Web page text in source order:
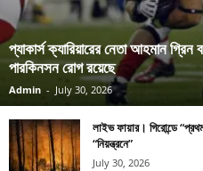
প্যাকার্স ক্যারিয়ারের নেতা আহমান গ্রিন
পারকিনসন রোগ রয়েছে
Admin - July 30, 2026
লাইভ ফায়ার। গিরোন্ডে
“নিয়ন্ত্রনে”
July 30, 2026